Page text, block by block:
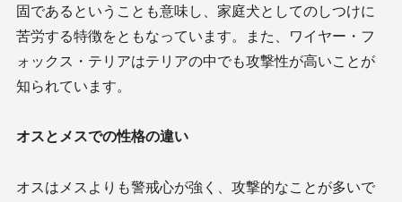
固であるということも意味し、家庭犬としてのしつけに
苦労する特徴をともなっています。また、ワイヤー・フ
ォックス・テリアはテリアの中でも攻撃性が高いことが
知られています。
オスとメスでの性格の違い
オスはメスよりも警戒心が強く、攻撃的なことが多いで